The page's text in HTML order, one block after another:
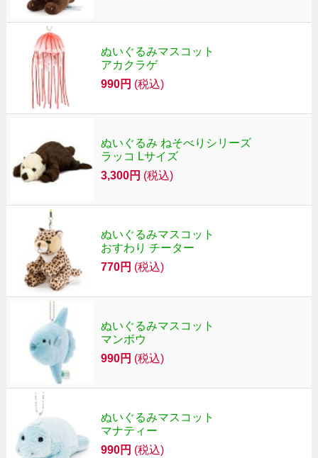
ぬいぐるみマスコット
アカクラゲ
990円 (税込)
ぬいぐるみ ねそべりシリーズ
ラッコ Lサイズ
3,300円 (税込)
ぬいぐるみマスコット
おすわり チーター
770円 (税込)
ぬいぐるみマスコット
マンボウ
990円 (税込)
ぬいぐるみマスコット
マナティー
990円 (税込)